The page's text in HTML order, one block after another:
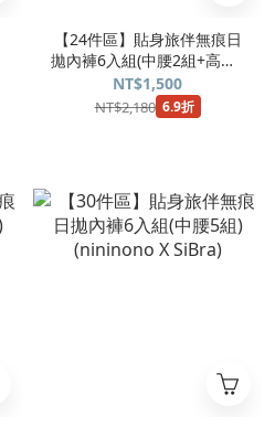
【24件區】貼身旅伴無痕日
拋內褲6入組(中腰2組+高腰2
組)(nininono X SiBra)
NT$1,500
NT$2,180 6.9折